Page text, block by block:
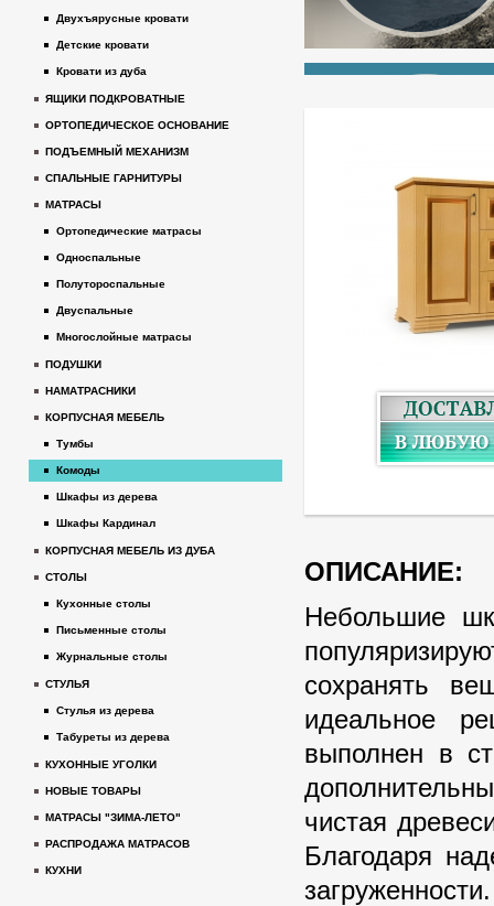
ОПИСАНИЕ:
Небольшие
сохранять
идеальное
выполнен в
чистая
Благодаря
Двухъярусные кровати
Детские кровати
Кровати из дуба
ЯЩИКИ ПОДКРОВАТНЫЕ
ОРТОПЕДИЧЕСКОЕ ОСНОВАНИЕ
ПОДЪЕМНЫЙ МЕХАНИЗМ
СПАЛЬНЫЕ ГАРНИТУРЫ
МАТРАСЫ
Ортопедические матрасы
Односпальные
Полутороспальные
Двуспальные
Многослойные матрасы
ПОДУШКИ
НАМАТРАСНИКИ
КОРПУСНАЯ МЕБЕЛЬ
Тумбы
Комоды
Шкафы из дерева
Шкафы Кардинал
КОРПУСНАЯ МЕБЕЛЬ ИЗ ДУБА
СТОЛЫ
Кухонные столы
Письменные столы
Журнальные столы
СТУЛЬЯ
Стулья из дерева
Табуреты из дерева
КУХОННЫЕ УГОЛКИ
НОВЫЕ ТОВАРЫ
МАТРАСЫ "ЗИМА-ЛЕТО"
РАСПРОДАЖА МАТРАСОВ
КУХНИ